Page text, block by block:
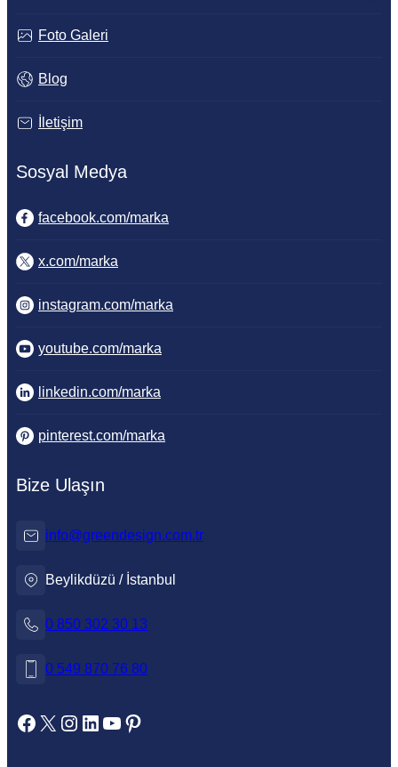
Foto Galeri
Blog
İletişim
Sosyal Medya
facebook.com/marka
x.com/marka
instagram.com/marka
youtube.com/marka
linkedin.com/marka
pinterest.com/marka
Bize Ulaşın
info@greendesign.com.tr
Beylikdüzü / İstanbul
0 850 302 30 13
0 549 870 76 80
Facebook X Instagram LinkedIn YouTube Pinterest
Hazal